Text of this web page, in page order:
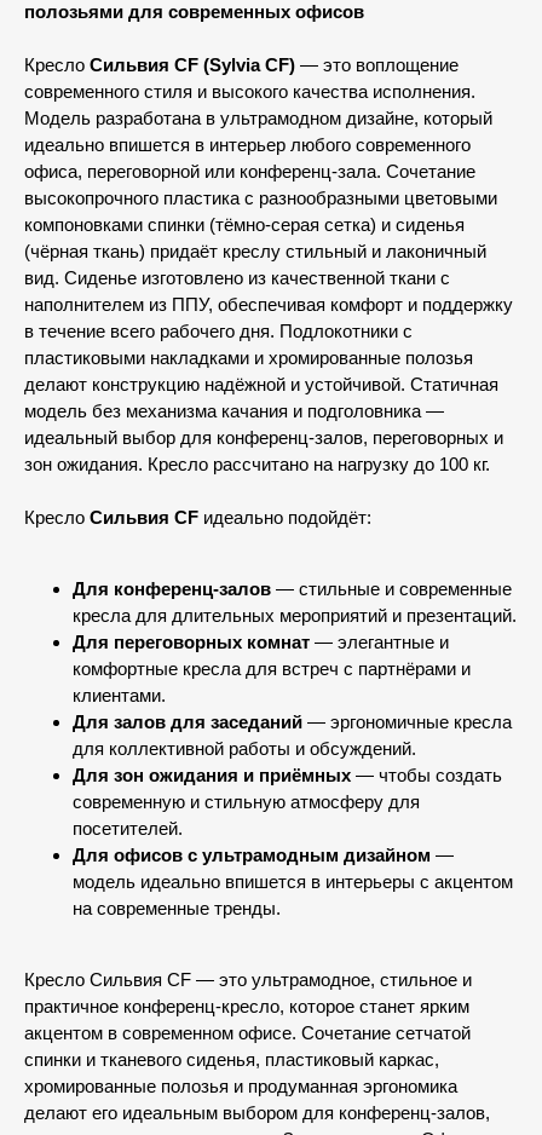
полозьями для современных офисов
Кресло Сильвия CF (Sylvia CF) — это воплощение
современного стиля и высокого качества исполнения.
Модель разработана в ультрамодном дизайне, который
идеально впишется в интерьер любого современного
офиса, переговорной или конференц-зала. Сочетание
высокопрочного пластика с разнообразными цветовыми
компоновками спинки (тёмно-серая сетка) и сиденья
(чёрная ткань) придаёт креслу стильный и лаконичный
вид. Сиденье изготовлено из качественной ткани с
наполнителем из ППУ, обеспечивая комфорт и поддержку
в течение всего рабочего дня. Подлокотники с
пластиковыми накладками и хромированные полозья
делают конструкцию надёжной и устойчивой. Статичная
модель без механизма качания и подголовника —
идеальный выбор для конференц-залов, переговорных и
зон ожидания. Кресло рассчитано на нагрузку до 100 кг.
Кресло Сильвия CF идеально подойдёт:
Для конференц-залов — стильные и современные
кресла для длительных мероприятий и презентаций.
Для переговорных комнат — элегантные и
комфортные кресла для встреч с партнёрами и
клиентами.
Для залов для заседаний — эргономичные кресла
для коллективной работы и обсуждений.
Для зон ожидания и приёмных — чтобы создать
современную и стильную атмосферу для
посетителей.
Для офисов с ультрамодным дизайном —
модель идеально впишется в интерьеры с акцентом
на современные тренды.
Кресло Сильвия CF — это ультрамодное, стильное и
практичное конференц-кресло, которое станет ярким
акцентом в современном офисе. Сочетание сетчатой
спинки и тканевого сиденья, пластиковый каркас,
хромированные полозья и продуманная эргономика
делают его идеальным выбором для конференц-залов,